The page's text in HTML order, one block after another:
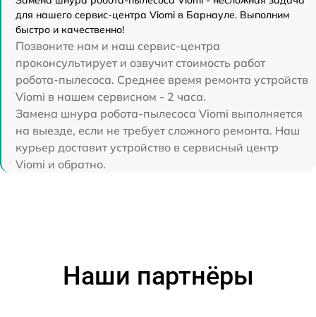
для нашего сервис-центра Viomi в Барнауле. Выполним
быстро и качественно!
Позвоните нам и наш сервис-центра
проконсультирует и озвучит стоимость работ
робота-пылесоса. Среднее время ремонта устройств
Viomi в нашем сервисном - 2 часа.
Замена шнура робота-пылесоса Viomi выполняется
на выезде, если не требует сложного ремонта. Наш
курьер доставит устройство в сервисный центр
Viomi и обратно.
Наши партнёры